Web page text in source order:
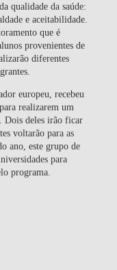
qualidade da saúde:
e aceitabilidade.
que é
provenientes de
diferentes
europeu, recebeu
realizarem um
Dois deles irão ficar
voltarão para as
ano, este grupo de
para
programa.